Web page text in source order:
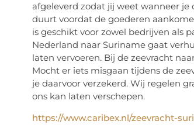
afgeleverd zodat jij weet wanneer
duurt voordat de goederen
is geschikt voor zowel bedrijven als
Nederland naar Suriname gaat
laten vervoeren. Bij de zeevracht
Mocht er iets misgaan tijdens de
je daarvoor verzekerd. Wij regelen
ons kan laten verschepen.
https://www.caribex.nl/zeevracht-